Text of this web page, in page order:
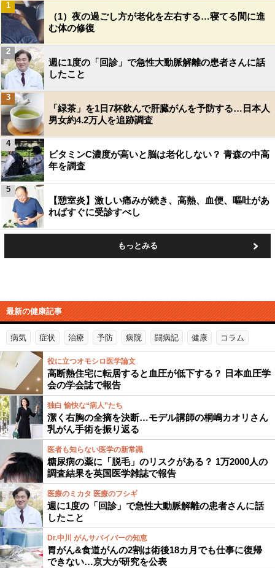
（1）夜の過ごし方が老化を左右する…寝てる間に進
む体の修復
1
週に1度の「回診」で急性大動脈解離の患者さんに話
したこと
2
「緑茶」を1日7杯飲んで肝臓がんを予防する…日本人
男女約4.2万人を追跡調査
3
ビタミンC濃度が高いと脳は老化しない？ 青森の中高
年を調査
4
【憩室炎】激しい痛みが続き、高熱、血便、嘔吐があ
ればすぐに受診すべし
5
もっとみる
最新の健康記事
病気 症状 治療 予防 病院 闘病記 健康 コラム
役に立つオモシロ医学論文
高断熱住宅に転居すると血圧が低下する？ 日本血圧学
会の学会誌で報告
独白 愉快な“病人”たち
潔く右胸の全摘を決断…モデル講師の桐嶋カオリさん
乳がん手術を振り返る
医者も知らない医学の新常識
糖尿病の薬に「脱毛」のリスクがある？ 1万2000人の
調査結果を英国医学雑誌で報告
医療のミカタ 医療のフシギ
週に1度の「回診」で急性大動脈解離の患者さんに話
したこと
Dr.中川 がんサバイバーの知恵
胃がん&食道がんの2割は術後18カ月でも仕事に復帰
できない…京大が研究を公表